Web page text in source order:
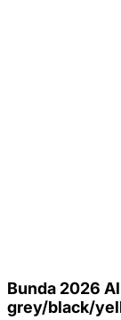
Bunda 2026
grey/black/